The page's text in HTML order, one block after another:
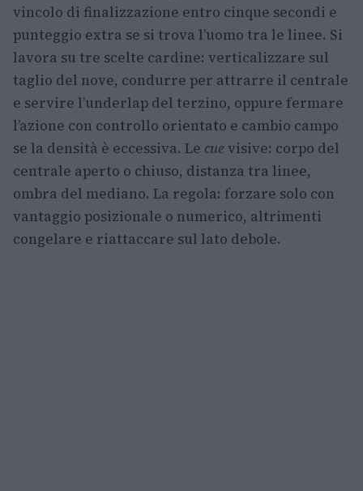
vincolo di finalizzazione entro cinque secondi e
punteggio extra se si trova l’uomo tra le linee. Si
lavora su tre scelte cardine: verticalizzare sul
taglio del nove, condurre per attrarre il centrale
e servire l’underlap del terzino, oppure fermare
l’azione con controllo orientato e cambio campo
se la densità è eccessiva. Le cue visive: corpo del
centrale aperto o chiuso, distanza tra linee,
ombra del mediano. La regola: forzare solo con
vantaggio posizionale o numerico, altrimenti
congelare e riattaccare sul lato debole.